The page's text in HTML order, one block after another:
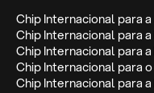
Chip Internacional para
Chip Internacional para
Chip Internacional para
Chip Internacional para o
Chip Internacional para